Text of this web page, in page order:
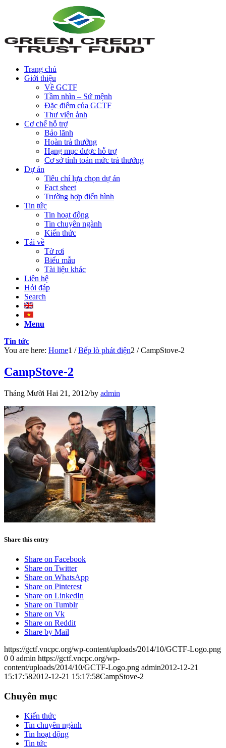
Trang chủ
Giới thiệu
Về GCTF
Tầm nhìn – Sứ mệnh
Đặc điểm của GCTF
Thư viện ảnh
Cơ chế hỗ trợ
Bảo lãnh
Hoàn trả thưởng
Hạng mục được hỗ trợ
Cơ sở tính toán mức trả thưởng
Dự án
Tiêu chí lựa chọn dự án
Fact sheet
Trường hợp điển hình
Tin tức
Tin hoạt động
Tin chuyên ngành
Kiến thức
Tải về
Tờ rơi
Biểu mẫu
Tài liệu khác
Liên hệ
Hỏi đáp
Search
Menu
Tin tức
You are here: Home1 / Bếp lò phát điện2 / CampStove-2
CampStove-2
Tháng Mười Hai 21, 2012/by admin
Share this entry
Share on Facebook
Share on Twitter
Share on WhatsApp
Share on Pinterest
Share on LinkedIn
Share on Tumblr
Share on Vk
Share on Reddit
Share by Mail
https://gctf.vncpc.org/wp-content/uploads/2014/10/GCTF-Logo.png
0 0 admin https://gctf.vncpc.org/wp-
content/uploads/2014/10/GCTF-Logo.png admin2012-12-21
15:17:582012-12-21 15:17:58CampStove-2
Chuyên mục
Kiến thức
Tin chuyên ngành
Tin hoạt động
Tin tức